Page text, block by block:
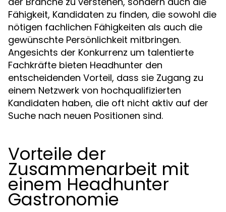
Fähigkeit, Kandidaten zu finden, die sowohl die
nötigen fachlichen Fähigkeiten als auch die
gewünschte Persönlichkeit mitbringen.
Angesichts der Konkurrenz um talentierte
Fachkräfte bieten Headhunter den
entscheidenden Vorteil, dass sie Zugang zu
einem Netzwerk von hochqualifizierten
Kandidaten haben, die oft nicht aktiv auf der
Suche nach neuen Positionen sind.
Vorteile der
Zusammenarbeit mit
einem Headhunter
Gastronomie